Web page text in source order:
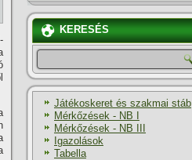
KERESÉS
Játékoskeret és szakmai stáb
Mérkőzések - NB I
Mérkőzések - NB III
Igazolások
Tabella